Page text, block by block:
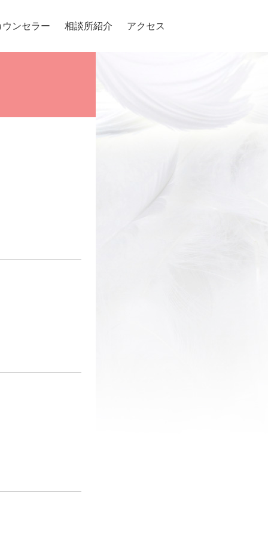
ウンセラー 相談所紹介 アクセス